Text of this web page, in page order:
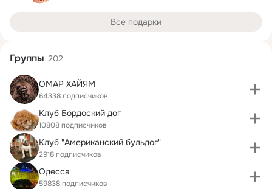
Все подарки
Группы 202
ОМАР ХАЙЯМ
64338 подписчиков
Клуб Бордоский дог
10808 подписчиков
Клуб "Американский бульдог"
2918 подписчиков
Одесса
59838 подписчиков